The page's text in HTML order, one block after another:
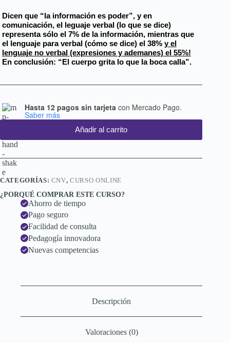
era:
$369,000.00.
es:
$99,000.00.
Dicen que “la información es poder”, y en
comunicación, el leguaje verbal (lo que se dice)
representa sólo el 7% de la información, mientras que
el lenguaje para verbal (cómo se dice) el 38% y el
lenguaje no verbal (expresiones y ademanes) el 55%!
En conclusión: “El cuerpo grita lo que la boca calla”.
Hasta 12 pagos sin tarjeta con Mercado Pago.
Saber más
Añadir al carrito
CATEGORÍAS: CNV,CURSO ONLINE
¿PORQUÉ COMPRAR ESTE CURSO?
Ahorro de tiempo
Pago seguro
Facilidad de consulta
Pedagogía innovadora
Nuevas competencias
Descripción
Valoraciones (0)